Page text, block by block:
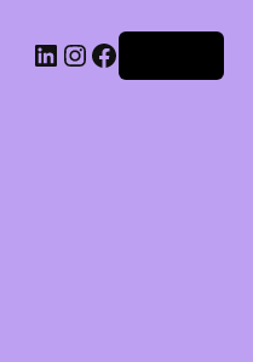
LinkedIn
Instagram
Facebook